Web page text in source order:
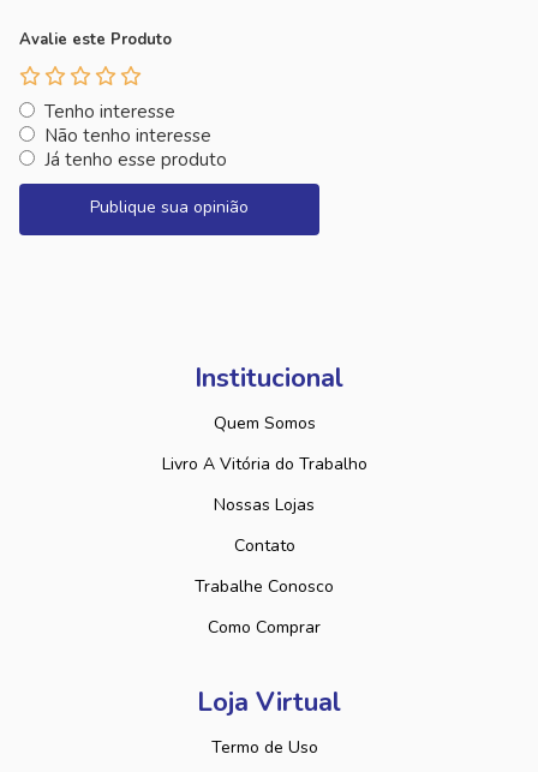
Avalie este Produto
Tenho interesse
Não tenho interesse
Já tenho esse produto
Publique sua opinião
Institucional
Quem Somos
Livro A Vitória do Trabalho
Nossas Lojas
Contato
Trabalhe Conosco
Como Comprar
Loja Virtual
Termo de Uso